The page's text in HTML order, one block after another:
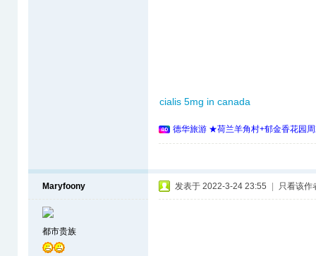
cialis 5mg in canada
德华旅游 ★荷兰羊角村+郁金香花园
Maryfoony
都市贵族
发表于 2022-3-24 23:55 只看该作